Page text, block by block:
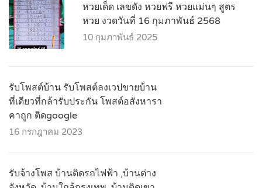
หวยเด็ด เลขดัง หวยฟรี หวยแม่นๆ สูตร
หวย งวดวันที่ 16 กุมภาพันธ์ 2568
10 กุมภาพันธ์ 2025
รับโพสต์บ้าน รับโพสต์ลงเวปขายบ้าน
ที่เดียวที่กล้ารับประกัน โพสต์อสังหารา
คาถูก ติดgoogle
16 กรกฎาคม 2023
รับจ้างโพส บ้านติดรถไฟฟ้า ,บ้านต่าง